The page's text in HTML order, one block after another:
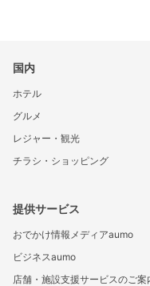
国内
ホテル
グルメ
レジャー・観光
チラシ・ショッピング
提供サービス
おでかけ情報メディアaumo
ビジネスaumo
店舗・施設支援サービスのご案